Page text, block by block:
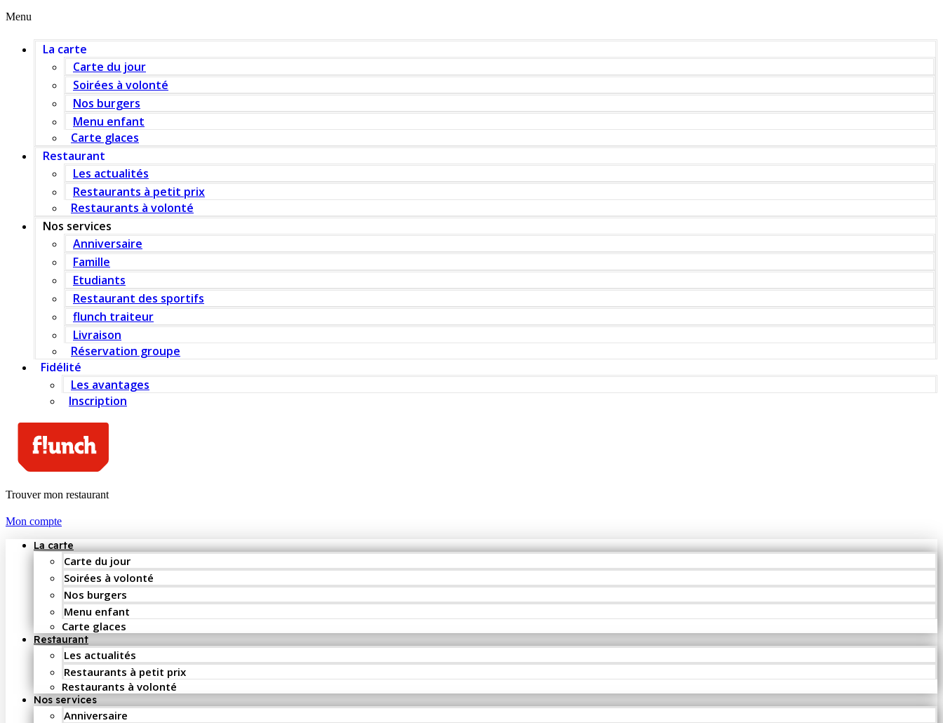
Menu
La carte
Carte du jour
Soirées à volonté
Nos burgers
Menu enfant
Carte glaces
Restaurant
Les actualités
Restaurants à petit prix
Restaurants à volonté
Nos services
Anniversaire
Famille
Etudiants
Restaurant des sportifs
flunch traiteur
Livraison
Réservation groupe
Fidélité
Les avantages
Inscription
Trouver mon restaurant
Mon compte
La carte
Carte du jour
Soirées à volonté
Nos burgers
Menu enfant
Carte glaces
Restaurant
Les actualités
Restaurants à petit prix
Restaurants à volonté
Nos services
Anniversaire